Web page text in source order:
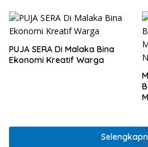
PUJA SERA Di Malaka Bina
Ekonomi Kreatif Warga